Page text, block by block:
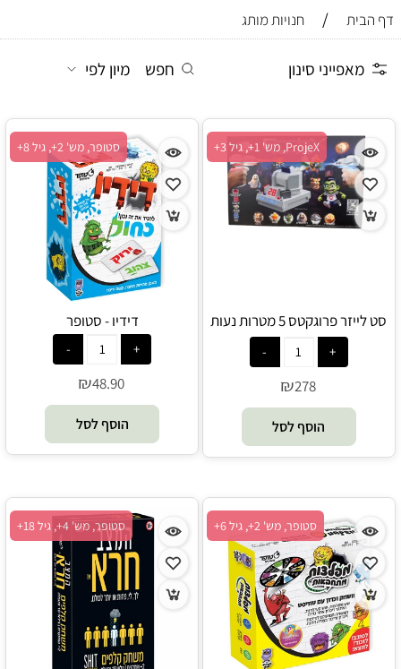
דף הבית / חנויות מותג
מאפייני סינון חפש מיון לפי
ProjeX, מש' 1+, גיל 3+
סט לייזר פרוגקטס 5 מטרות נעות
ProjeX - ClipToys
₪278
הוסף לסל
סטופר, מש' 2+, גיל 8+
דידיו - סטופר
₪48.90
הוסף לסל
סטופר, מש' 2+, גיל 6+ סטופר, מש' 4+, גיל 18+